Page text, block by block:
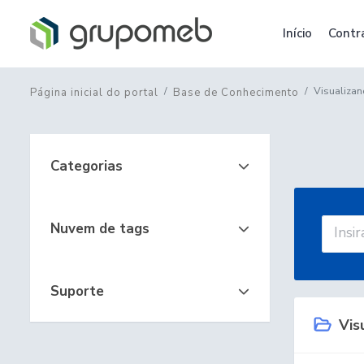
Início
Página inicial do portal Base de Conhecimento
Categorias
Nuvem de tags
Suporte